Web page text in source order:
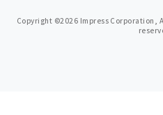
Copyright ©2026 Impress Corporation,